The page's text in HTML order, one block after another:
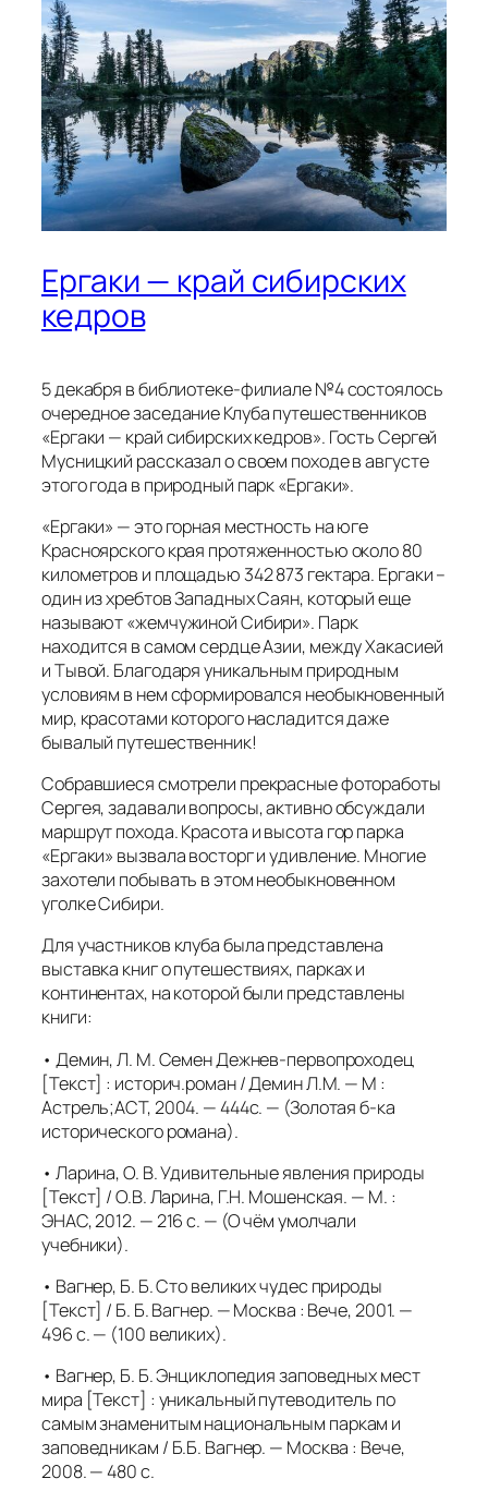
Ергаки — край сибирских
кедров
5 декабря в библиотеке-филиале №4 состоялось
очередное заседание Клуба путешественников
«Ергаки — край сибирских кедров». Гость Сергей
Мусницкий рассказал о своем походе в августе
этого года в природный парк «Ергаки».
«Ергаки» — это горная местность на юге
Красноярского края протяженностью около 80
километров и площадью 342 873 гектара. Ергаки –
один из хребтов Западных Саян, который еще
называют «жемчужиной Сибири». Парк
находится в самом сердце Азии, между Хакасией
и Тывой. Благодаря уникальным природным
условиям в нем сформировался необыкновенный
мир, красотами которого насладится даже
бывалый путешественник!
Собравшиеся смотрели прекрасные фотоработы
Сергея, задавали вопросы, активно обсуждали
маршрут похода. Красота и высота гор парка
«Ергаки» вызвала восторг и удивление. Многие
захотели побывать в этом необыкновенном
уголке Сибири.
Для участников клуба была представлена
выставка книг о путешествиях, парках и
континентах, на которой были представлены
книги:
• Демин, Л. М. Семен Дежнев-первопроходец
[Текст] : историч.роман / Демин Л.М. — М :
Астрель;АСТ, 2004. — 444с. — (Золотая б-ка
исторического романа).
• Ларина, О. В. Удивительные явления природы
[Текст] / О.В. Ларина, Г.Н. Мошенская. — М. :
ЭНАС, 2012. — 216 с. — (О чём умолчали
учебники).
• Вагнер, Б. Б. Сто великих чудес природы
[Текст] / Б. Б. Вагнер. — Москва : Вече, 2001. —
496 с. — (100 великих).
• Вагнер, Б. Б. Энциклопедия заповедных мест
мира [Текст] : уникальный путеводитель по
самым знаменитым национальным паркам и
заповедникам / Б.Б. Вагнер. — Москва : Вече,
2008. — 480 с.